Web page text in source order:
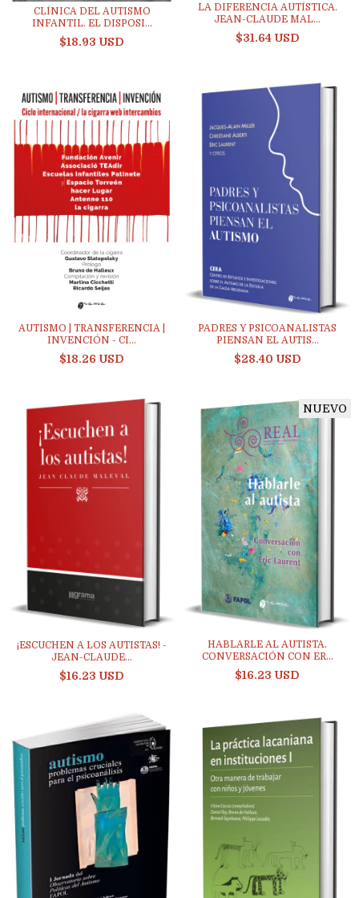
CLÍNICA DEL AUTISMO
INFANTIL. EL DISPOSI...
$18.93 USD
LA DIFERENCIA AUTÍSTICA.
JEAN-CLAUDE MAL...
$31.64 USD
AUTISMO | TRANSFERENCIA |
INVENCIÓN - CI...
$18.26 USD
PADRES Y PSICOANALISTAS
PIENSAN EL AUTIS...
$28.40 USD
¡ESCUCHEN A LOS AUTISTAS! -
JEAN-CLAUDE...
$16.23 USD
NUEVO
HABLARLE AL AUTISTA.
CONVERSACIÓN CON ER...
$16.23 USD